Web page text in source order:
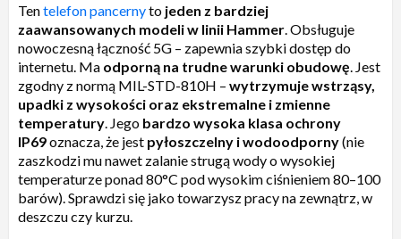
Tentelefon pancernyto jeden z bardziej
zaawansowanych modeli w linii Hammer. Obsługuje
nowoczesną łączność 5G – zapewnia szybki dostęp do
internetu. Ma odporną na trudne warunki obudowę. Jest
zgodny z normą MIL-STD-810H – wytrzymuje wstrząsy,
upadki z wysokości oraz ekstremalne i zmienne
temperatury. Jego bardzo wysoka klasa ochrony
IP69oznacza, że jest pyłoszczelny i wodoodporny(nie
zaszkodzi mu nawet zalanie strugą wody o wysokiej
temperaturze ponad 80°C pod wysokim ciśnieniem 80–100
barów). Sprawdzi się jako towarzysz pracy na zewnątrz, w
deszczu czy kurzu.